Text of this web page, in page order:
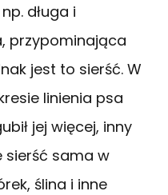
długa i
przypominająca
jest to sierść. W
linienia psa
jej więcej, inny
sierść sama w
ślina i inne